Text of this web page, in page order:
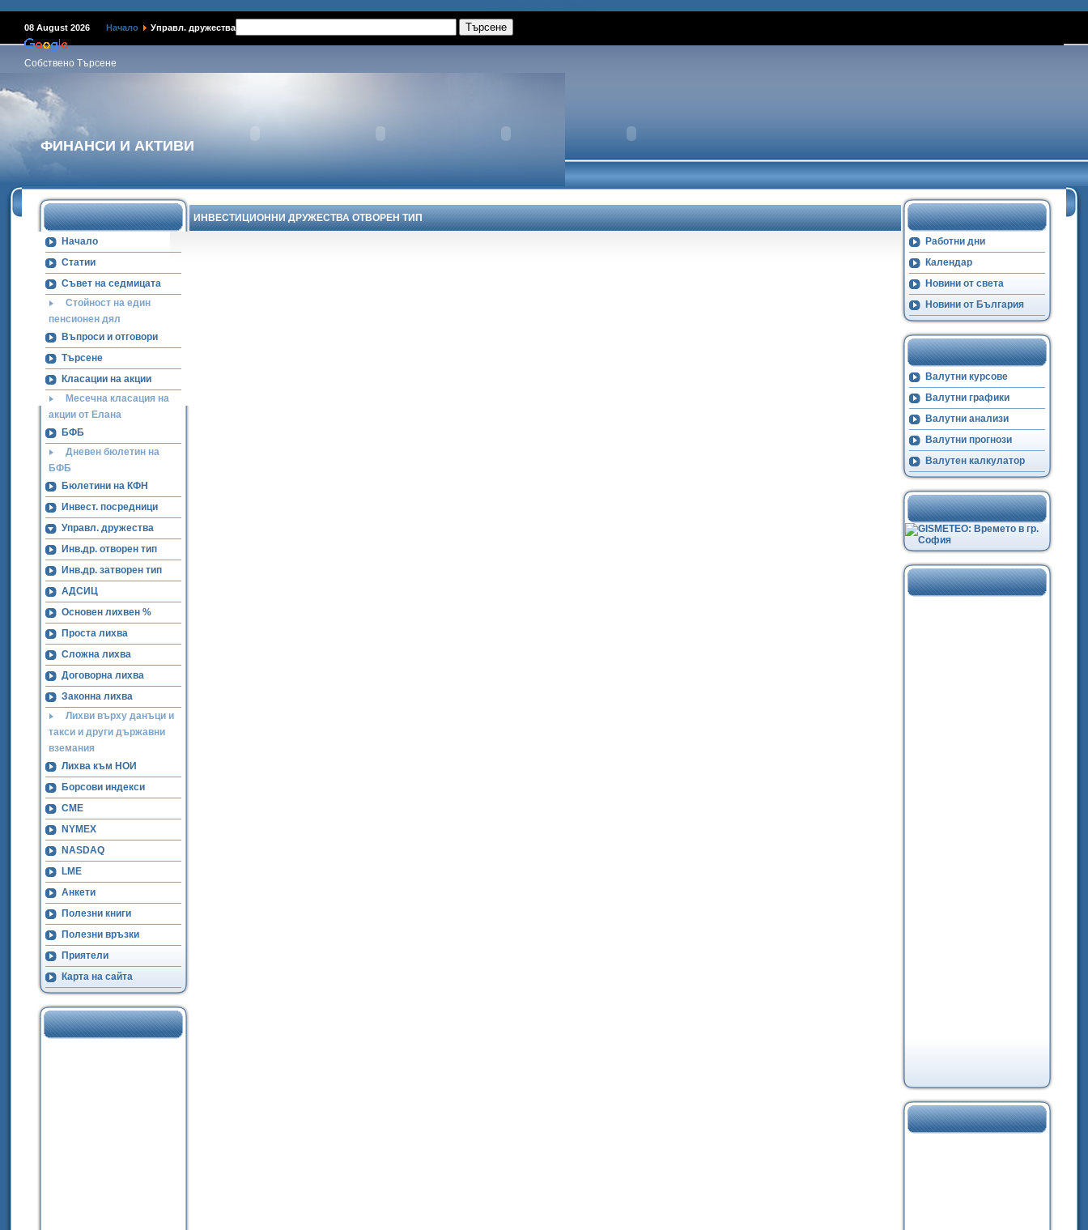
08 August 2026 Начало Управл. дружества
Собствено Търсене
ФИНАНСИ И АКТИВИ
Начало
Статии
Съвет на седмицата
Стойност на един
пенсионен дял
Въпроси и отговори
Търсене
Класации на акции
Месечна класация на
акции от Елана
БФБ
Дневен бюлетин на
БФБ
Бюлетини на КФН
Инвест. посредници
Управл. дружества
Инв.др. отворен тип
Инв.др. затворен тип
АДСИЦ
Основен лихвен %
Проста лихва
Сложна лихва
Договорна лихва
Законна лихва
Лихви върху данъци и
такси и други държавни
вземания
Лихва към НОИ
Борсови индекси
CME
NYMEX
NASDAQ
LME
Анкети
Полезни книги
Полезни връзки
Приятели
Карта на сайта
Работни дни
Календар
Новини от света
Новини от България
Валутни курсове
Валутни графики
Валутни анализи
Валутни прогнози
Валутен калкулатор
ИНВЕСТИЦИОННИ ДРУЖЕСТВА ОТВОРЕН ТИП